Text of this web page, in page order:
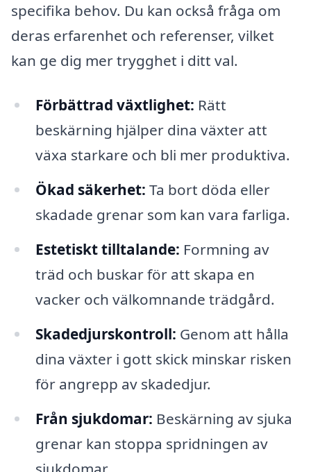
specifika behov. Du kan också fråga om
deras erfarenhet och referenser, vilket
kan ge dig mer trygghet i ditt val.
Förbättrad växtlighet: Rätt
beskärning hjälper dina växter att
växa starkare och bli mer produktiva.
Ökad säkerhet: Ta bort döda eller
skadade grenar som kan vara farliga.
Estetiskt tilltalande: Formning av
träd och buskar för att skapa en
vacker och välkomnande trädgård.
Skadedjurskontroll: Genom att hålla
dina växter i gott skick minskar risken
för angrepp av skadedjur.
Från sjukdomar: Beskärning av sjuka
grenar kan stoppa spridningen av